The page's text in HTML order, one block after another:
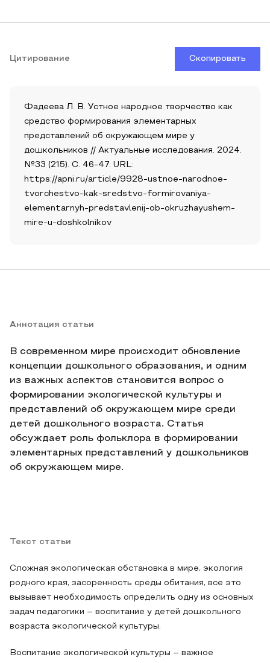
Цитирование Скопировать
Фадеева Л. В. Устное народное творчество как
средство формирования элементарных
представлений об окружающем мире у
дошкольников // Актуальные исследования. 2024.
№33 (215). С. 46-47. URL:
https://apni.ru/article/9928-ustnoe-narodnoe-
tvorchestvo-kak-sredstvo-formirovaniya-
elementarnyh-predstavlenij-ob-okruzhayushem-
mire-u-doshkolnikov
Аннотация статьи
В современном мире происходит обновление
концепции дошкольного образования, и одним
из важных аспектов становится вопрос о
формировании экологической культуры и
представлений об окружающем мире среди
детей дошкольного возраста. Статья
обсуждает роль фольклора в формировании
элементарных представлений у дошкольников
об окружающем мире.
Текст статьи
Сложная экологическая обстановка в мире, экология
родного края, засоренность среды обитания, все это
вызывает необходимость определить одну из основных
задач педагогики – воспитание у детей дошкольного
возраста экологической культуры.
Воспитание экологической культуры – важное